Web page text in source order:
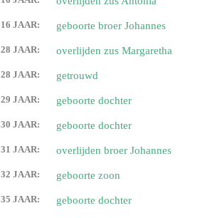
16 JAAR: geboorte broer Johannes
28 JAAR: overlijden zus Margaretha
28 JAAR: getrouwd
29 JAAR: geboorte dochter
30 JAAR: geboorte dochter
31 JAAR: overlijden broer Johannes
32 JAAR: geboorte zoon
35 JAAR: geboorte dochter